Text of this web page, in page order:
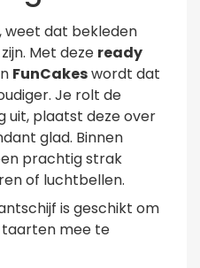
dat bekleden
Met deze ready
FunCakeswordt dat
Je rolt de
uit, plaatst deze over
glad. Binnen
prachtig strak
of luchtbellen.
is geschikt om
mee te